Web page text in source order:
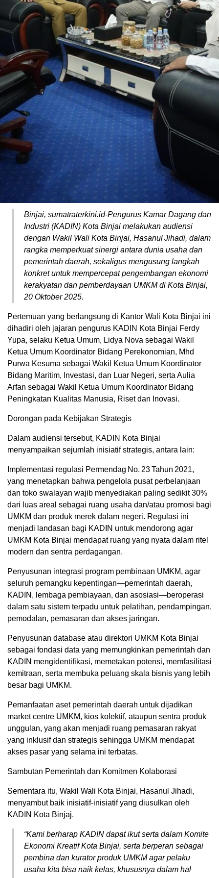
Binjai, sumatraterkini.id-Pengurus Kamar Dagang dan
Industri (KADIN) Kota Binjai melakukan audiensi
dengan Wakil Wali Kota Binjai, Hasanul Jihadi, dalam
rangka memperkuat sinergi antara dunia usaha dan
pemerintah daerah, sekaligus mengusung langkah
konkret untuk mempercepat pengembangan ekonomi
kerakyatan dan pemberdayaan UMKM di Kota Binjai,
20 Oktober 2025.
Pertemuan yang berlangsung di Kantor Wali Kota Binjai ini
dihadiri oleh jajaran pengurus KADIN Kota Binjai Ferdy
Yupa, selaku Ketua Umum, Lidya Nova sebagai Wakil
Ketua Umum Koordinator Bidang Perekonomian, Mhd
Purwa Kesuma sebagai Wakil Ketua Umum Koordinator
Bidang Maritim, Investasi, dan Luar Negeri, serta Aulia
Arfan sebagai Wakil Ketua Umum Koordinator Bidang
Peningkatan Kualitas Manusia, Riset dan Inovasi.
Dorongan pada Kebijakan Strategis
Dalam audiensi tersebut, KADIN Kota Binjai
menyampaikan sejumlah inisiatif strategis, antara lain:
Implementasi regulasi Permendag No. 23 Tahun 2021,
yang menetapkan bahwa pengelola pusat perbelanjaan
dan toko swalayan wajib menyediakan paling sedikit 30%
dari luas areal sebagai ruang usaha dan/atau promosi bagi
UMKM dan produk merek dalam negeri. Regulasi ini
menjadi landasan bagi KADIN untuk mendorong agar
UMKM Kota Binjai mendapat ruang yang nyata dalam ritel
modern dan sentra perdagangan.
Penyusunan integrasi program pembinaan UMKM, agar
seluruh pemangku kepentingan—pemerintah daerah,
KADIN, lembaga pembiayaan, dan asosiasi—beroperasi
dalam satu sistem terpadu untuk pelatihan, pendampingan,
pemodalan, pemasaran dan akses jaringan.
Penyusunan database atau direktori UMKM Kota Binjai
sebagai fondasi data yang memungkinkan pemerintah dan
KADIN mengidentifikasi, memetakan potensi, memfasilitasi
kemitraan, serta membuka peluang skala bisnis yang lebih
besar bagi UMKM.
Pemanfaatan aset pemerintah daerah untuk dijadikan
market centre UMKM, kios kolektif, ataupun sentra produk
unggulan, yang akan menjadi ruang pemasaran rakyat
yang inklusif dan strategis sehingga UMKM mendapat
akses pasar yang selama ini terbatas.
Sambutan Pemerintah dan Komitmen Kolaborasi
Sementara itu, Wakil Wali Kota Binjai, Hasanul Jihadi,
menyambut baik inisiatif-inisiatif yang diusulkan oleh
KADIN Kota Binjaj.
“Kami berharap KADIN dapat ikut serta dalam Komite
Ekonomi Kreatif Kota Binjai, serta berperan sebagai
pembina dan kurator produk UMKM agar pelaku
usaha kita bisa naik kelas, khususnya dalam hal